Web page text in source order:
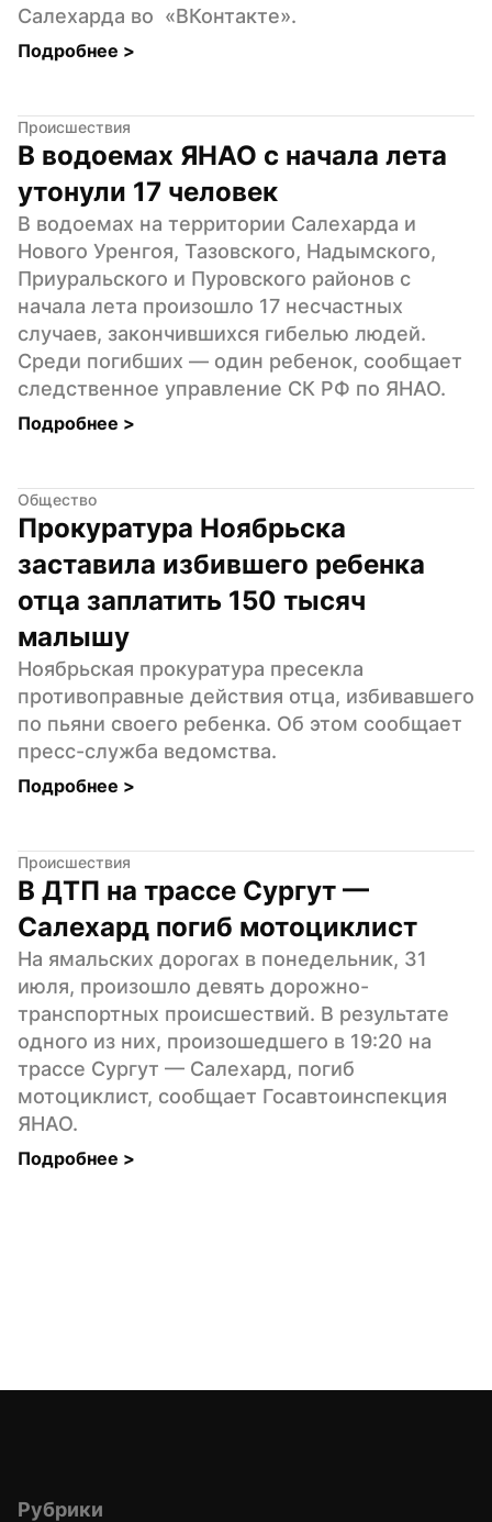
Салехарда во  «ВКонтакте».
Подробнее >
Происшествия
В водоемах ЯНАО с начала лета
утонули 17 человек
В водоемах на территории Салехарда и
Нового Уренгоя, Тазовского, Надымского,
Приуральского и Пуровского районов с
начала лета произошло 17 несчастных
случаев, закончившихся гибелью людей.
Среди погибших — один ребенок, сообщает
следственное управление СК РФ по ЯНАО.
Подробнее >
Общество
Прокуратура Ноябрьска
заставила избившего ребенка
отца заплатить 150 тысяч
малышу
Ноябрьская прокуратура пресекла
противоправные действия отца, избивавшего
по пьяни своего ребенка. Об этом сообщает
пресс-служба ведомства.
Подробнее >
Происшествия
В ДТП на трассе Сургут —
Салехард погиб мотоциклист
На ямальских дорогах в понедельник, 31
июля, произошло девять дорожно-
транспортных происшествий. В результате
одного из них, произошедшего в 19:20 на
трассе Сургут — Салехард, погиб
мотоциклист, сообщает Госавтоинспекция
ЯНАО.
Подробнее >
Рубрики